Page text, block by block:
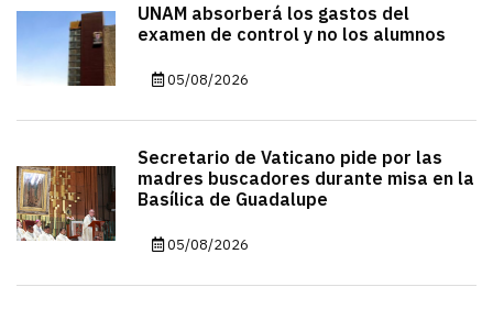
UNAM absorberá los gastos del
examen de control y no los alumnos
05/08/2026
Secretario de Vaticano pide por las
madres buscadores durante misa en la
Basílica de Guadalupe
05/08/2026